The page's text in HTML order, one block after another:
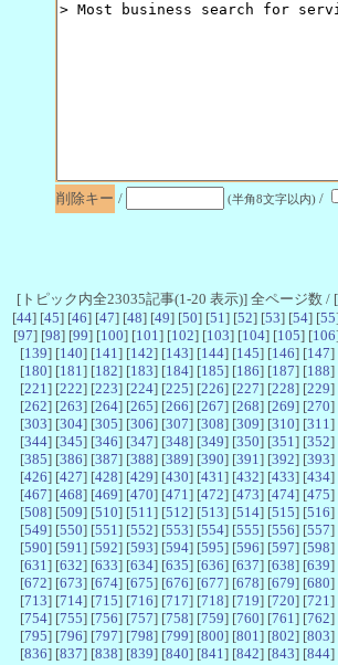
削除キー / (半角8文字以内) /
[トピック内全23035記事(1-20 表示)] 全ページ数 / [
[44] [45] [46] [47] [48] [49] [50] [51 ] [52] [53] [54] [55
[97] [98] [99] [100] [101 ] [102] [103] [104] [105] [106
[139] [140] [141 ] [142] [143] [144] [145] [146] [147]
[180] [181 ] [182] [183] [184] [185] [186] [187] [188]
[221 ] [222] [223] [224] [225] [226] [227] [228] [229]
[262] [263] [264] [265] [266] [267] [268] [269] [270]
[303] [304] [305] [306] [307] [308] [309] [310] [311 ]
[344] [345] [346] [347] [348] [349] [350] [351 ] [352]
[385] [386] [387] [388] [389] [390] [391 ] [392] [393]
[426] [427] [428] [429] [430] [431 ] [432] [433] [434]
[467] [468] [469] [470] [471 ] [472] [473] [474] [475]
[508] [509] [510] [511 ] [512] [513] [514] [515] [516]
[549] [550] [551 ] [552] [553] [554] [555] [556] [557]
[590] [591 ] [592] [593] [594] [595] [596] [597] [598]
[631 ] [632] [633] [634] [635] [636] [637] [638] [639]
[672] [673] [674] [675] [676] [677] [678] [679] [680]
[713] [714] [715] [716] [717] [718] [719] [720] [721 ]
[754] [755] [756] [757] [758] [759] [760] [761 ] [762]
[795] [796] [797] [798] [799] [800] [801 ] [802] [803]
[836] [837] [838] [839] [840] [841 ] [842] [843] [844]